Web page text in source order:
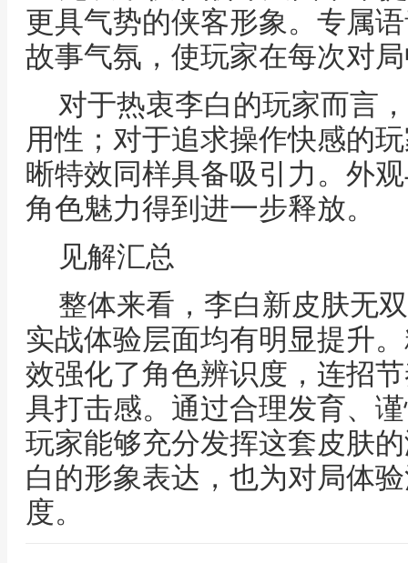
更具气势的侠客形象。专属
故事气氛，使玩家在每次对
对于热衷李白的玩家而言
用性；对于追求操作快感的
晰特效同样具备吸引力。外
角色魅力得到进一步释放。
见解汇总
整体来看，李白新皮肤无
实战体验层面均有明显提升
效强化了角色辨识度，连招
具打击感。通过合理发育、
玩家能够充分发挥这套皮肤
白的形象表达，也为对局体
度。